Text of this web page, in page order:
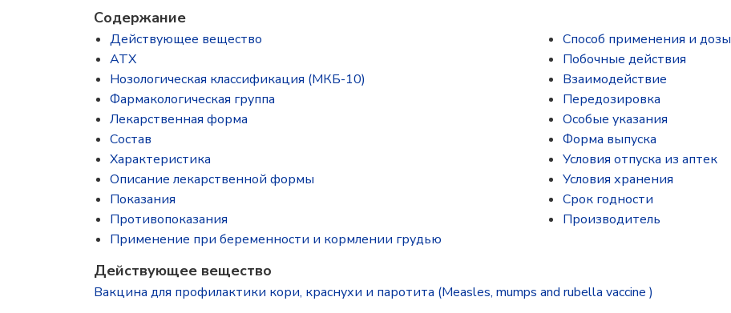
Содержание
Действующее вещество
ATX
Нозологическая классификация (МКБ-10)
Фармакологическая группа
Лекарственная форма
Состав
Характеристика
Описание лекарственной формы
Показания
Противопоказания
Применение при беременности и кормлении грудью
Способ применения и дозы
Побочные действия
Взаимодействие
Передозировка
Особые указания
Форма выпуска
Условия отпуска из аптек
Условия хранения
Срок годности
Производитель
Действующее вещество
Вакцина для профилактики кори, краснухи и паротита (Measles, mumps and rubella vaccine )